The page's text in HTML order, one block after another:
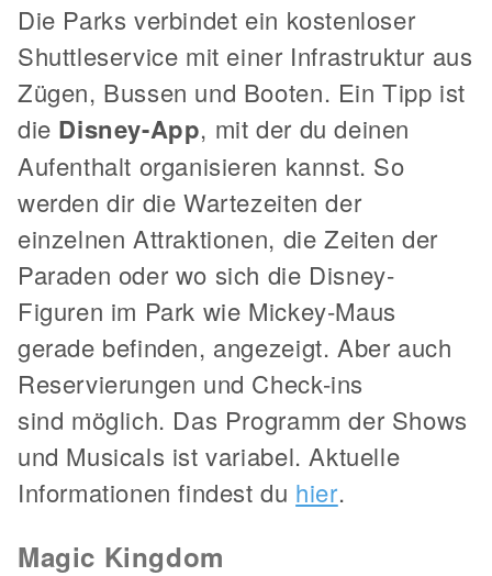
Die Parks verbindet ein kostenloser
Shuttleservice mit einer Infrastruktur aus
Zügen, Bussen und Booten. Ein Tipp ist
die Disney-App, mit der du deinen
Aufenthalt organisieren kannst. So
werden dir die Wartezeiten der
einzelnen Attraktionen, die Zeiten der
Paraden oder wo sich die Disney-
Figuren im Park wie Mickey-Maus
gerade befinden, angezeigt. Aber auch
Reservierungen und Check-ins
sind möglich. Das Programm der Shows
und Musicals ist variabel. Aktuelle
Informationen findest du hier.
Magic Kingdom